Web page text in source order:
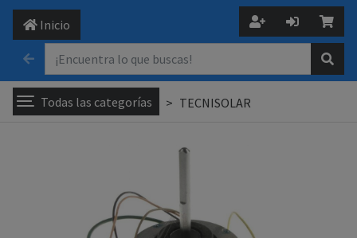
Inicio
Todas las categorías TECNISOLAR